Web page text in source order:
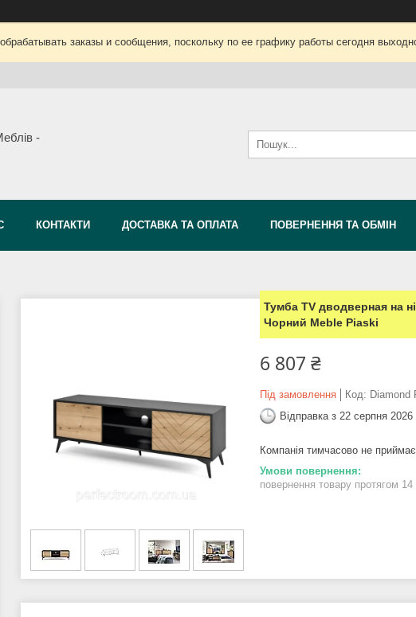
заказы и сообщения, поскольку по ее графику работы сегодня
-
КОНТАКТИ ДОСТАВКА ТА ОПЛАТА ПОВЕРНЕННЯ ТА ОБМІН
Тумба TV дводверная на
Чорний Meble Piaski
6 807 ₴
Під замовлення Код: Diamond
Відправка з 22 серпня 2026
Компанія тимчасово не
повернення товару протягом 14